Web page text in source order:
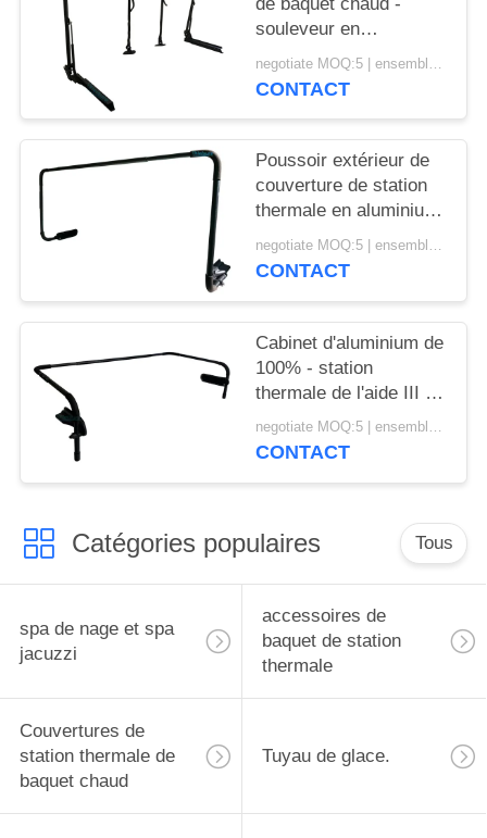
souleveur en
aluminium de
couverture de style
negotiate MOQ:5 | ensemble 100
CONTACT
Poussoir extérieur de
couverture de station
thermale en aluminium
noir de couleur avec le
revêtement de poudre
negotiate MOQ:5 | ensemble 100
CONTACT
Cabinet d'aluminium de
100% - station
thermale de l'aide III de
couverture
d'installation de bâti et
negotiate MOQ:5 | ensemble 100
CONTACT
Catégories populaires Tous
spa de nage et spa
jacuzzi
accessoires de
baquet de station
thermale
Couvertures de
station thermale de
baquet chaud
Tuyau de glace.